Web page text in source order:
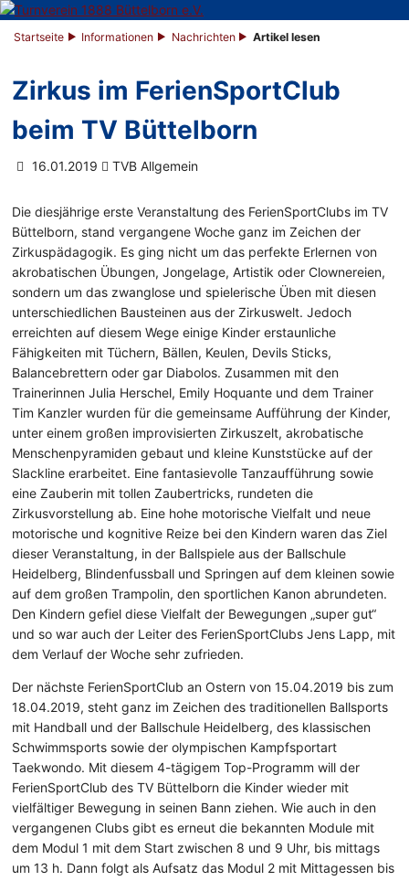
Startseite Informationen Nachrichten Artikel lesen
Zirkus im FerienSportClub
beim TV Büttelborn
16.01.2019 TVB Allgemein
Die diesjährige erste Veranstaltung des FerienSportClubs im TV
Büttelborn, stand vergangene Woche ganz im Zeichen der
Zirkuspädagogik. Es ging nicht um das perfekte Erlernen von
akrobatischen Übungen, Jongelage, Artistik oder Clownereien,
sondern um das zwanglose und spielerische Üben mit diesen
unterschiedlichen Bausteinen aus der Zirkuswelt. Jedoch
erreichten auf diesem Wege einige Kinder erstaunliche
Fähigkeiten mit Tüchern, Bällen, Keulen, Devils Sticks,
Balancebrettern oder gar Diabolos. Zusammen mit den
Trainerinnen Julia Herschel, Emily Hoquante und dem Trainer
Tim Kanzler wurden für die gemeinsame Aufführung der Kinder,
unter einem großen improvisierten Zirkuszelt, akrobatische
Menschenpyramiden gebaut und kleine Kunststücke auf der
Slackline erarbeitet. Eine fantasievolle Tanzaufführung sowie
eine Zauberin mit tollen Zaubertricks, rundeten die
Zirkusvorstellung ab. Eine hohe motorische Vielfalt und neue
motorische und kognitive Reize bei den Kindern waren das Ziel
dieser Veranstaltung, in der Ballspiele aus der Ballschule
Heidelberg, Blindenfussball und Springen auf dem kleinen sowie
auf dem großen Trampolin, den sportlichen Kanon abrundeten.
Den Kindern gefiel diese Vielfalt der Bewegungen „super gut“
und so war auch der Leiter des FerienSportClubs Jens Lapp, mit
dem Verlauf der Woche sehr zufrieden.
Der nächste FerienSportClub an Ostern von 15.04.2019 bis zum
18.04.2019, steht ganz im Zeichen des traditionellen Ballsports
mit Handball und der Ballschule Heidelberg, des klassischen
Schwimmsports sowie der olympischen Kampfsportart
Taekwondo. Mit diesem 4-tägigem Top-Programm will der
FerienSportClub des TV Büttelborn die Kinder wieder mit
vielfältiger Bewegung in seinen Bann ziehen. Wie auch in den
vergangenen Clubs gibt es erneut die bekannten Module mit
dem Modul 1 mit dem Start zwischen 8 und 9 Uhr, bis mittags
um 13 h. Dann folgt als Aufsatz das Modul 2 mit Mittagessen bis